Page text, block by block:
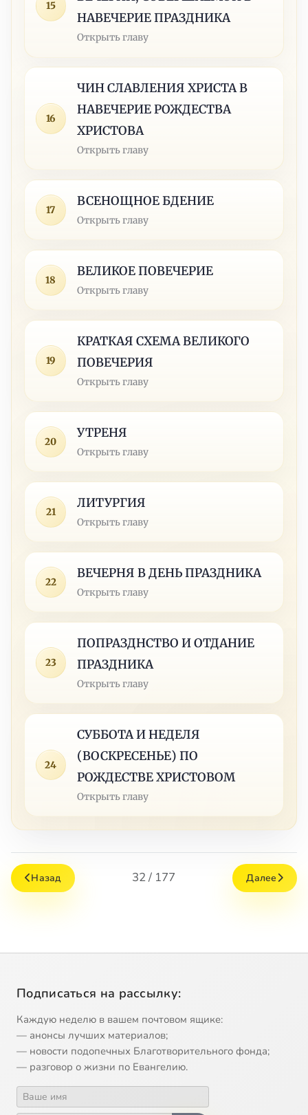
15
НАВЕЧЕРИЕ ПРАЗДНИКА
Открыть главу
16
ЧИН СЛАВЛЕНИЯ ХРИСТА В
НАВЕЧЕРИЕ РОЖДЕСТВА
ХРИСТОВА
Открыть главу
17
ВСЕНОЩНОЕ БДЕНИЕ
Открыть главу
18
ВЕЛИКОЕ ПОВЕЧЕРИЕ
Открыть главу
19
КРАТКАЯ СХЕМА ВЕЛИКОГО
ПОВЕЧЕРИЯ
Открыть главу
20
УТРЕНЯ
Открыть главу
21
ЛИТУРГИЯ
Открыть главу
22
ВЕЧЕРНЯ В ДЕНЬ ПРАЗДНИКА
Открыть главу
23
ПОПРАЗДНСТВО И ОТДАНИЕ
ПРАЗДНИКА
Открыть главу
24
СУББОТА И НЕДЕЛЯ
(ВОСКРЕСЕНЬЕ) ПО
РОЖДЕСТВЕ ХРИСТОВОМ
Открыть главу
Назад 32 / 177 Далее
Подписаться на рассылку:
Каждую неделю в вашем почтовом ящике:
— анонсы лучших материалов;
— новости подопечных Благотворительного фонда;
— разговор о жизни по Евангелию.